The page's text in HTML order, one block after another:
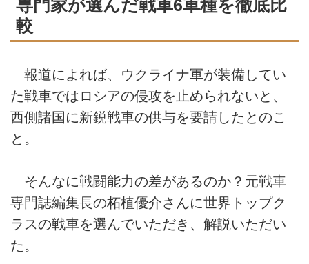
専門家が選んだ戦車6車種を徹底比
較
報道によれば、ウクライナ軍が装備してい
た戦車ではロシアの侵攻を止められないと、
西側諸国に新鋭戦車の供与を要請したとのこ
と。
そんなに戦闘能力の差があるのか？元戦車
専門誌編集長の柘植優介さんに世界トップク
ラスの戦車を選んでいただき、解説いただい
た。